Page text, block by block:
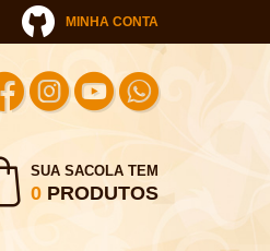
MINHA CONTA
SUA SACOLA TEM
0PRODUTOS